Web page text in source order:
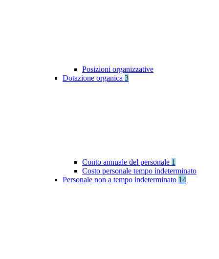
Posizioni organizzative
Dotazione organica 3
Conto annuale del personale 1
Costo personale tempo indeterminato
Personale non a tempo indeterminato 14